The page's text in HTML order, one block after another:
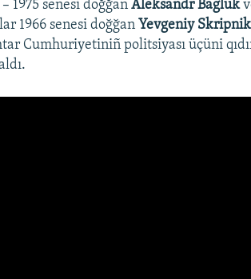
1975 senesi doğğanAleksandr Baglük
1966 senesi doğğan Yevgeniy
Cumhuriyetiniñ politsiyası üçüni